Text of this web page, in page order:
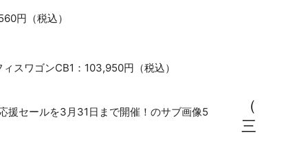
円（税込）
スワゴンCB1：103,950円（税込）
（
三